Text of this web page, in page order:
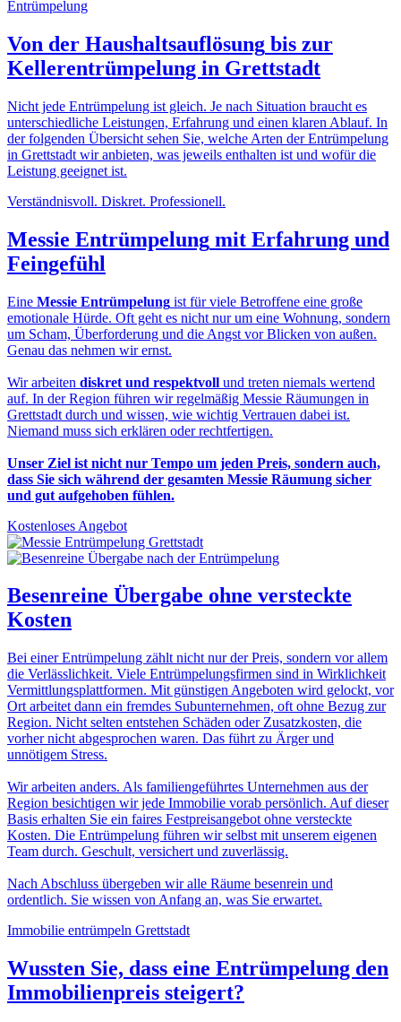
Von der Haushaltsauflösung bis zur
Kellerentrümpelung in Grettstadt
Nicht jede Entrümpelung ist gleich. Je nach Situation braucht es
unterschiedliche Leistungen, Erfahrung und einen klaren Ablauf. In
der folgenden Übersicht sehen Sie, welche Arten der Entrümpelung
in Grettstadt wir anbieten, was jeweils enthalten ist und wofür die
Leistung geeignet ist.
Verständnisvoll. Diskret. Professionell.
Messie Entrümpelung mit Erfahrung und
Feingefühl
Eine Messie Entrümpelung ist für viele Betroffene eine große
emotionale Hürde. Oft geht es nicht nur um eine Wohnung, sondern
um Scham, Überforderung und die Angst vor Blicken von außen.
Genau das nehmen wir ernst.
Wir arbeiten diskret und respektvoll und treten niemals wertend
auf. In der Region führen wir regelmäßig Messie Räumungen in
Grettstadt durch und wissen, wie wichtig Vertrauen dabei ist.
Niemand muss sich erklären oder rechtfertigen.
Unser Ziel ist nicht nur Tempo um jeden Preis, sondern auch,
dass Sie sich während der gesamten Messie Räumung sicher
und gut aufgehoben fühlen.
Kostenloses Angebot
Besenreine Übergabe ohne versteckte
Kosten
Bei einer Entrümpelung zählt nicht nur der Preis, sondern vor allem
die Verlässlichkeit. Viele Entrümpelungsfirmen sind in Wirklichkeit
Vermittlungsplattformen. Mit günstigen Angeboten wird gelockt, vor
Ort arbeitet dann ein fremdes Subunternehmen, oft ohne Bezug zur
Region. Nicht selten entstehen Schäden oder Zusatzkosten, die
vorher nicht abgesprochen waren. Das führt zu Ärger und
unnötigem Stress.
Wir arbeiten anders. Als familiengeführtes Unternehmen aus der
Region besichtigen wir jede Immobilie vorab persönlich. Auf dieser
Basis erhalten Sie ein faires Festpreisangebot ohne versteckte
Kosten. Die Entrümpelung führen wir selbst mit unserem eigenen
Team durch. Geschult, versichert und zuverlässig.
Nach Abschluss übergeben wir alle Räume besenrein und
ordentlich. Sie wissen von Anfang an, was Sie erwartet.
Immobilie entrümpeln Grettstadt
Wussten Sie, dass eine Entrümpelung den
Immobilienpreis steigert?